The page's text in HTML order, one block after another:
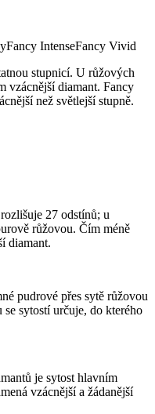
Fancy IntenseFancy Vivid
stupnicí. U růžových
vzácnější diamant. Fancy
než světlejší stupně.
27 odstínů; u
růžovou. Čím méně
diamant.
pudrové přes sytě růžovou
sytostí určuje, do kterého
je sytost hlavním
vzácnější a žádanější